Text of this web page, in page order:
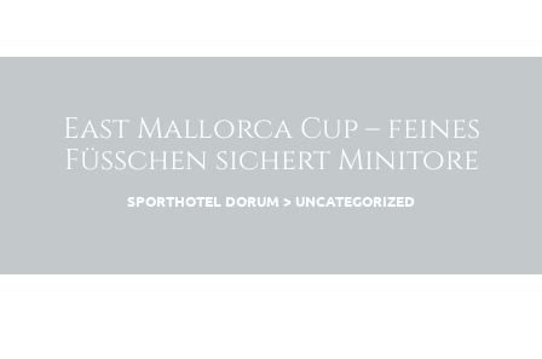
East Mallorca Cup – feines
Füßchen sichert Minitore
SPORTHOTEL DORUM > UNCATEGORIZED